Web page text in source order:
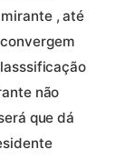
mirante , até
não
que dá